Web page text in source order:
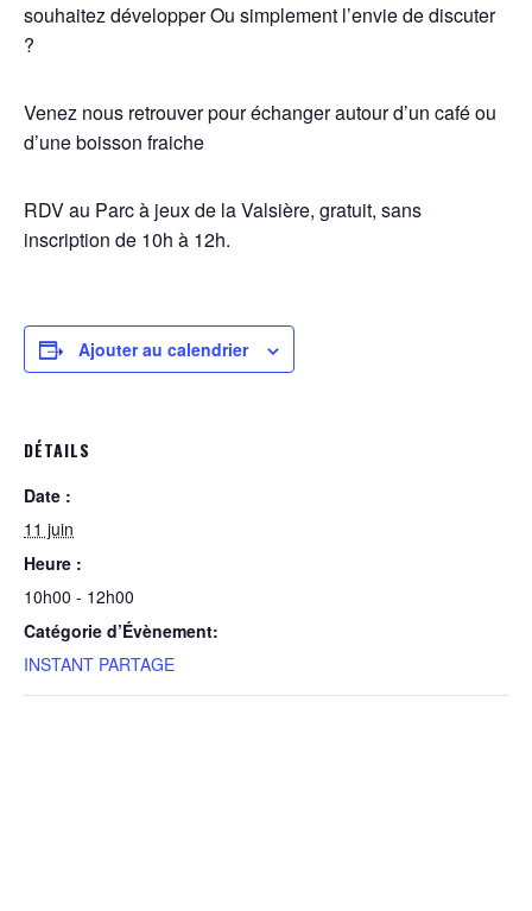
souhaitez développerOu simplement l’envie de discuter
?
Venez nous retrouver pour échanger autour d’un café ou
d’une boisson fraiche
RDVau Parc à jeux de la Valsière, gratuit, sans
inscription de 10h à 12h.
Ajouter au calendrier
DÉTAILS
Date :
11 juin
Heure :
10h00 - 12h00
Catégorie d’Évènement:
INSTANT PARTAGE